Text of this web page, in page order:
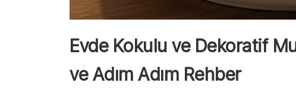
Evde Kokulu ve Dekoratif
ve Adım Adım Rehber